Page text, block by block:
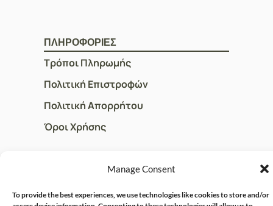
Manage Consent
To provide the best experiences, we use technologies like cookies to store and/or
ΠΛΗΡΟΦΟΡΙΕΣ
Τρόποι Πληρωμής
Πολιτική Επιστροφών
Πολιτική Απορρήτου
Όροι Χρήσης
ΓΡΗΓΟΡOI ΣΥΝΔΕΣΜΟΙ
Ο Λογαριασμός μου